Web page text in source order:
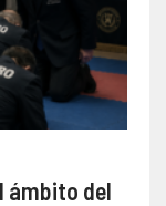
ámbito del